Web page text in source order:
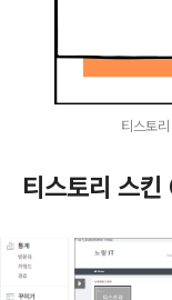
티스토
티스토리 스킨